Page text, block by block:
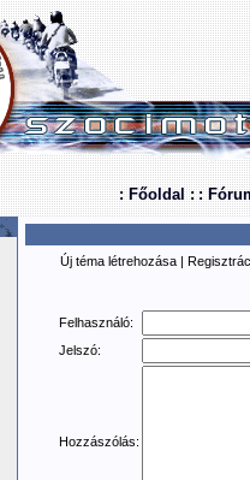
: Főoldal : :
Új téma létrehozása |
Felhasználó:
Jelszó:
Hozzászólás: